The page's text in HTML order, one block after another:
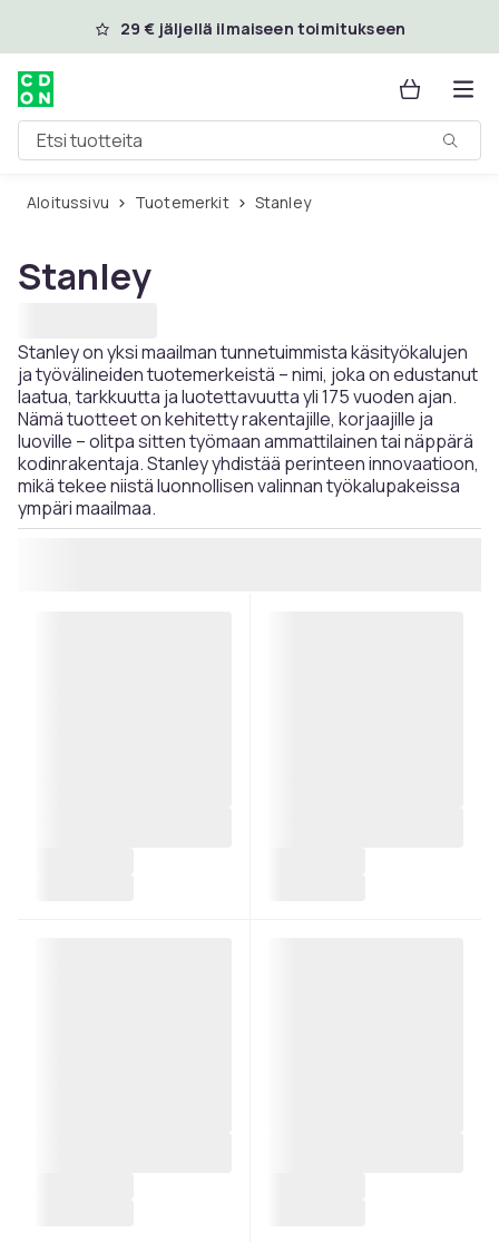
Ohita ja siirry pääsisältöön
29 € jäljellä ilmaiseen toimitukseen
Etsi tuotteita
Aloitussivu Tuotemerkit Stanley
Stanley
Stanley on yksi maailman tunnetuimmista käsityökalujen
ja työvälineiden tuotemerkeistä – nimi, joka on edustanut
laatua, tarkkuutta ja luotettavuutta yli 175 vuoden ajan.
Nämä tuotteet on kehitetty rakentajille, korjaajille ja
luoville – olitpa sitten työmaan ammattilainen tai näppärä
kodinrakentaja. Stanley yhdistää perinteen innovaatioon,
mikä tekee niistä luonnollisen valinnan työkalupakeissa
ympäri maailmaa.